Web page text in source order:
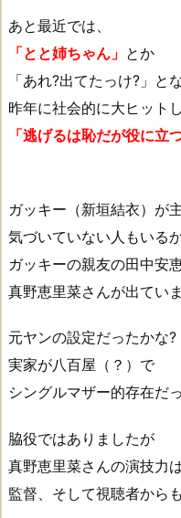
あと最近では、
「とと姉ちゃん」 とか
「あれ?出てたっけ?」と
昨年に社会的に大ヒット
「逃げるは恥だが役に立つ
ガッキー（新垣結衣）が
気づいていない人もいる
ガッキーの親友の田中安
真野恵里菜さんが出てい
元ヤンの設定だったかな?
実家が八百屋（？）で
シングルマザー的存在だ
脇役ではありましたが
真野恵里菜さんの演技力
監督、そして視聴者から